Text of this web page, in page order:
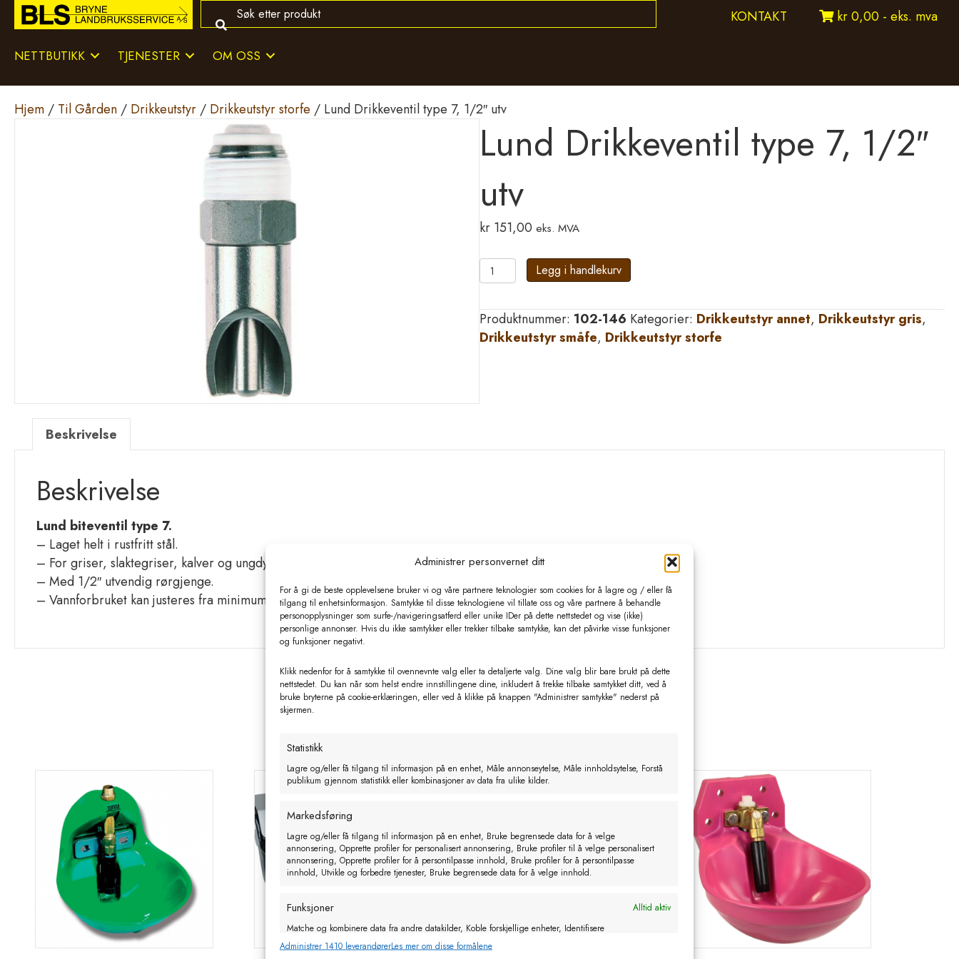
Administrer personvernet ditt
For å gi de beste opplevelsene bruker vi og våre partnere teknologier som cookies for å lagre og / eller få
tilgang til enhetsinformasjon. Samtykke til disse teknologiene vil tillate oss og våre partnere å behandle
personopplysninger som surfe-/navigeringsatferd eller unike IDer på dette nettstedet og vise (ikke)
personlige annonser. Hvis du ikke samtykker eller trekker tilbake samtykke, kan det påvirke visse funksjoner
og funksjoner negativt.
Klikk nedenfor for å samtykke til ovennevnte valg eller ta detaljerte valg. Dine valg blir bare brukt på dette
nettstedet. Du kan når som helst endre innstillingene dine, inkludert å trekke tilbake samtykket ditt, ved å
bruke bryterne på cookie-erklæringen, eller ved å klikke på knappen "Administrer samtykke" nederst på
skjermen.
Statistikk
Lagre og/eller få tilgang til informasjon på en enhet, Måle annonseytelse, Måle innholdsytelse, Forstå
publikum gjennom statistikk eller kombinasjoner av data fra ulike kilder.
Markedsføring
Lagre og/eller få tilgang til informasjon på en enhet, Bruke begrensede data for å velge
annonsering, Opprette profiler for personalisert annonsering, Bruke profiler til å velge personalisert
annonsering, Opprette profiler for å persontilpasse innhold, Bruke profiler for å persontilpasse
innhold, Utvikle og forbedre tjenester, Bruke begrensede data for å velge innhold.
Funksjoner
Alltid aktiv
Matche og kombinere data fra andre datakilder, Koble forskjellige enheter, Identifisere
enheter basert på informasjon som overføres automatisk.
Administrer 1410 leverandørerLes mer om disse formålene
KONTAKT kr 0,00 - eks. mva
NETTBUTIKK TJENESTER OM OSS
Hjem / Til Gården / Drikkeutstyr / Drikkeutstyr storfe / Lund Drikkeventil type 7, 1/2″ utv
Lund Drikkeventil type 7, 1/2″
utv
kr 151,00 eks. MVA
Lund
Drikkeventil
7,
1/2"
Legg i handlekurv
Produktnummer: 102-146 Kategorier: Drikkeutstyr annet, Drikkeutstyr gris,
Drikkeutstyr småfe, Drikkeutstyr storfe
Beskrivelse
Beskrivelse
Lund biteventil type 7.
– Laget helt i rustfritt stål.
– For griser, slaktegriser, kalver og ungdyr.
– Med 1/2″ utvendig rørgjenge.
– Vannforbruket kan justeres fra minimum 2,5 liter per minutt til maksimum 7,5 liter per minutt ved 4 bar.
Relaterte produkter